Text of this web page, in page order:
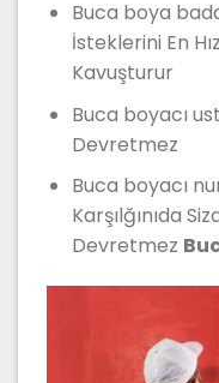
Buca boya
İsteklerini En
Kavuşturur
Buca boyacı
Devretmez
Buca boyacı
Karşılğınıda
Devretmez